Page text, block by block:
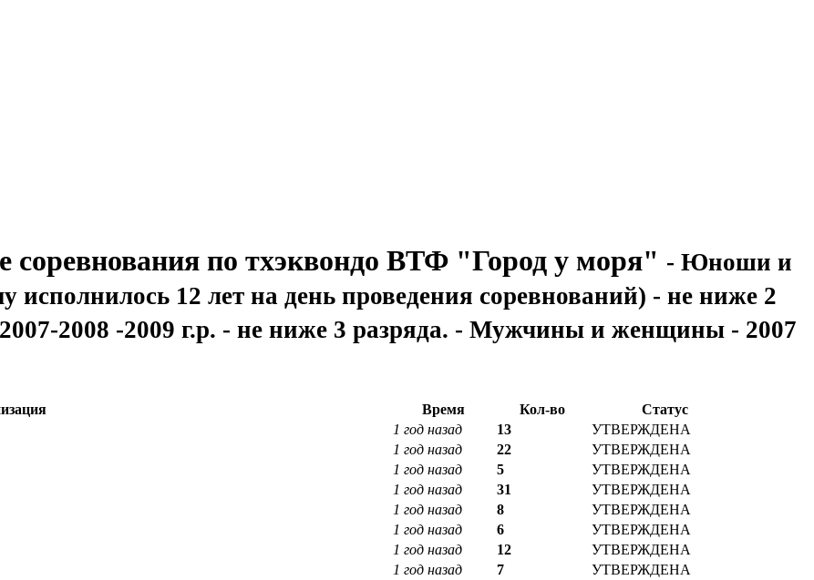
по тхэквондо ВТФ "Город у моря" - Юноши и
исполнилось 12 лет на день проведения соревнований) - не ниже 2
2008 -2009 г.р. - не ниже 3 разряда. - Мужчины и женщины - 2007
Время Кол-во
Статус
1 год назад 13
УТВЕРЖДЕНА
1 год назад 22
УТВЕРЖДЕНА
1 год назад 5
УТВЕРЖДЕНА
1 год назад 31
УТВЕРЖДЕНА
1 год назад 8
УТВЕРЖДЕНА
1 год назад 6
УТВЕРЖДЕНА
1 год назад 12
УТВЕРЖДЕНА
1 год назад 7
УТВЕРЖДЕНА